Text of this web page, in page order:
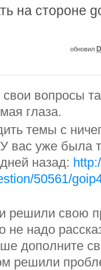
на стороне
обновил
вопросы
глаза.
темы с
вас уже была
назад:
50561/
решили свою
не надо
дополните
решили